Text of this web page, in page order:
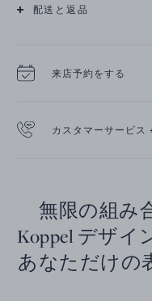
配送と返品
来店予約をする
カスタマーサービス
無限の組み
Koppel デザイ
あなただけの